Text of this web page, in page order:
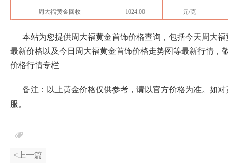
周大福黄金回收 1024.00 元/克
本站为您提供周大福黄金首饰价格查询，包括今天周大
最新价格以及今日周大福黄金首饰价格走势图等最新行情，
价格行情专栏
备注：以上黄金价格仅供参考，请以官方价格为准。如
服。
<上一篇